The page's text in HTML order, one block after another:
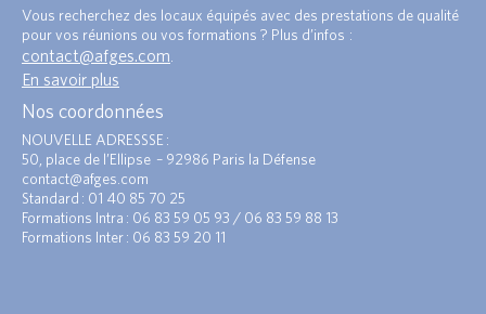
Vous recherchez des locaux équipés avec des prestations de qualité
pour vos réunions ou vos formations ? Plus d’infos :
contact@afges.com.
En savoir plus
Nos coordonnées
NOUVELLE ADRESSSE :
50, place de l’Ellipse – 92986 Paris la Défense
contact@afges.com
Standard : 01 40 85 70 25
Formations Intra : 06 83 59 05 93 / 06 83 59 88 13
Formations Inter : 06 83 59 20 11